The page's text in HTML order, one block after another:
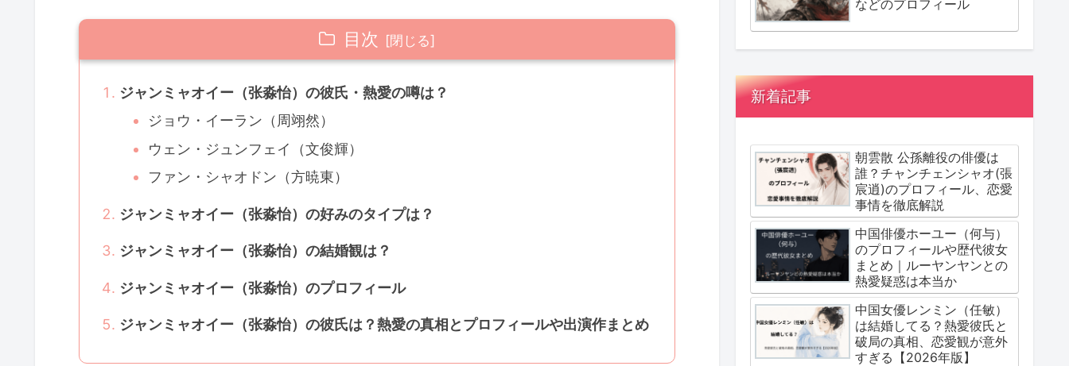
目次
ジャンミャオイー（张淼怡）の彼氏・熱愛の噂は？
ジョウ・イーラン（周翊然）
ウェン・ジュンフェイ（文俊輝）
ファン・シャオドン（方暁東）
ジャンミャオイー（张淼怡）の好みのタイプは？
ジャンミャオイー（张淼怡）の結婚観は？
ジャンミャオイー（张淼怡）のプロフィール
ジャンミャオイー（张淼怡）の彼氏は？熱愛の真相とプロフィールや出演作まとめ
などのプロフィール
新着記事
朝雲散 公孫離役の俳優は
誰？チャンチェンシャオ(張
宸逍)のプロフィール、恋愛
事情を徹底解説
中国俳優ホーユー（何与）
のプロフィールや歴代彼女
まとめ｜ルーヤンヤンとの
熱愛疑惑は本当か
中国女優レンミン（任敏）
は結婚してる？熱愛彼氏と
破局の真相、恋愛観が意外
すぎる【2026年版】